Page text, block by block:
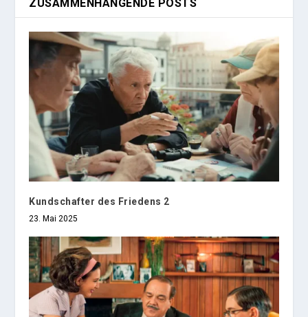
ZUSAMMENHÄNGENDE POSTS
Kundschafter des Friedens 2
23. Mai 2025